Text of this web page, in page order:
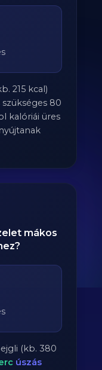
215 kcal)
szükséges 80
kalóriái üres
mákos
(kb. 380
úszás